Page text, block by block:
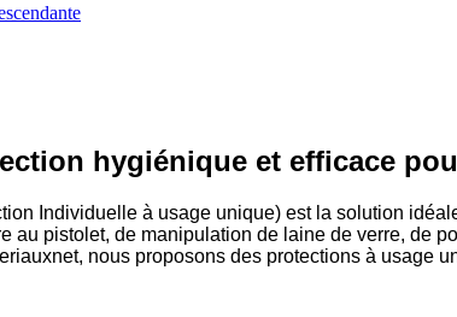
hygiénique et efficace
Individuelle à usage unique) est la solution
au pistolet, de manipulation de laine de verre, de
nous proposons des protections à usage